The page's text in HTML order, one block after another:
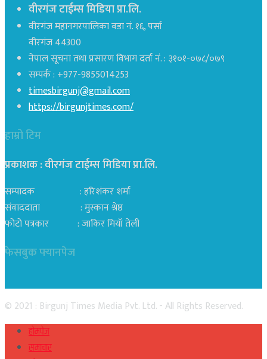
वीरगंज टाईम्स मिडिया प्रा.लि.
वीरगंज महानगरपालिका वडा नं. १६, पर्सा
वीरगंज 44300
नेपाल सूचना तथा प्रसारण विभाग दर्ता नं. : ३१०१-०७८/०७९
सम्पर्क : +977-9855014253
timesbirgunj@gmail.com
https://birgunjtimes.com/
हाम्रो टिम
प्रकाशक : वीरगंज टाईम्स मिडिया प्रा‍.लि.
सम्पादक : हरिशंकर शर्मा
संवाददाता : मुस्कान श्रेष्ठ
फोटो पत्रकार : जाकिर मियाँ तेली
फेसबुक फ्यानपेज
© 2021 : Birgunj Times Media Pvt. Ltd. - All Rights Reserved.
होमपेज
समाचार